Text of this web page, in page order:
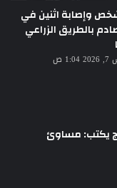
وإصابة اثنين في
بالطريق الزراعي
ص
يكتب: مساوئ